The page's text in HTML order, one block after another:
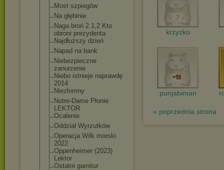
Most szpiegów
Na głębinie
Naga broń 2 1,2 Kto
obroni prezydenta
Najdłuższy dzień
Napad na bank
Niebezpieczne
zanurzenie
Niebo istnieje naprawdę
2014
Niezłomny
Notre-Dame Płonie
LEKTOR
Ocalenie
Oddział Wyrzutków
Operacja Wilk morski
2022
Oppenheimer (2023)
Lektor
Ostatni garnitur
krzyzko
punjabiman
« poprzednia strona